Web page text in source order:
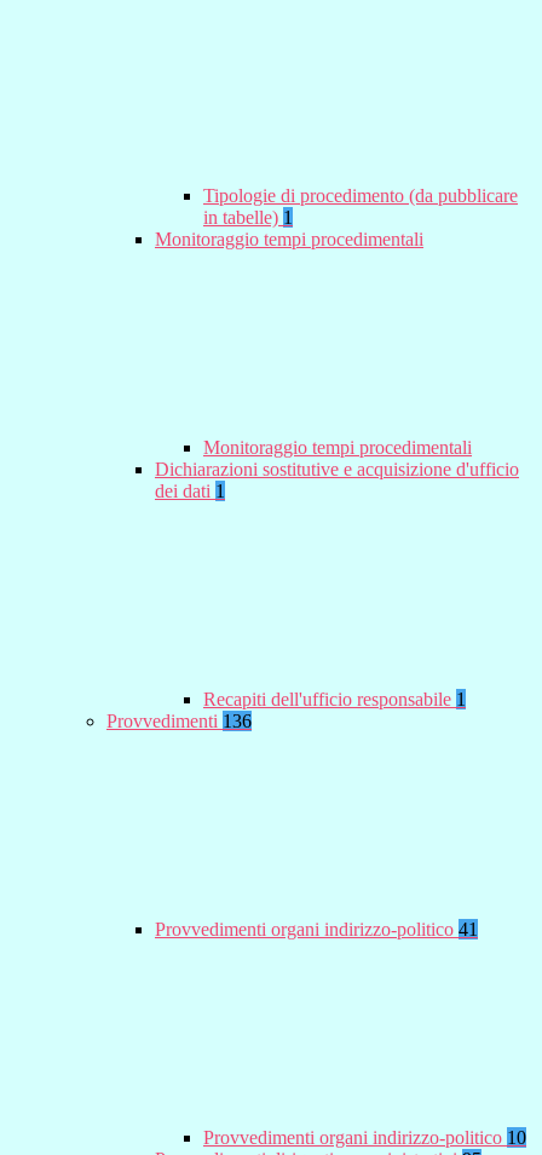
Tipologie di procedimento (da pubblicare
in tabelle) 1
Monitoraggio tempi procedimentali
Monitoraggio tempi procedimentali
Dichiarazioni sostitutive e acquisizione d'ufficio
dei dati 1
Recapiti dell'ufficio responsabile 1
Provvedimenti 136
Provvedimenti organi indirizzo-politico 41
Provvedimenti organi indirizzo-politico 10